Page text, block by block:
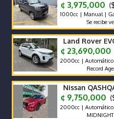
¢ 3,975,000
1000cc | Manual |
Se recibe
Land Rover
¢ 23,690,000
2000cc | Automático
Record Agencia
Nissan
¢ 9,750,000
2000cc | Automático
MIDNIGHT